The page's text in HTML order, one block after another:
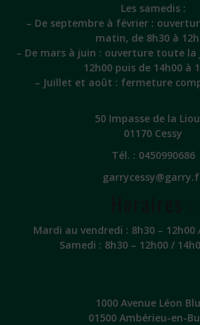
Les samedis :
– De septembre à février :
matin, de 8h30 à
– De mars à juin : ouverture toute la
12h00 puis de 14h00 à
– Juillet et août : fermeture
50 Impasse de la
01170 Cessy
Tél. : 0450990686
Mardi au vendredi : 8h30 – 12h00
Samedi : 8h30 – 12h00 /
1000 Avenue Léon
01500 Ambérieu-en-